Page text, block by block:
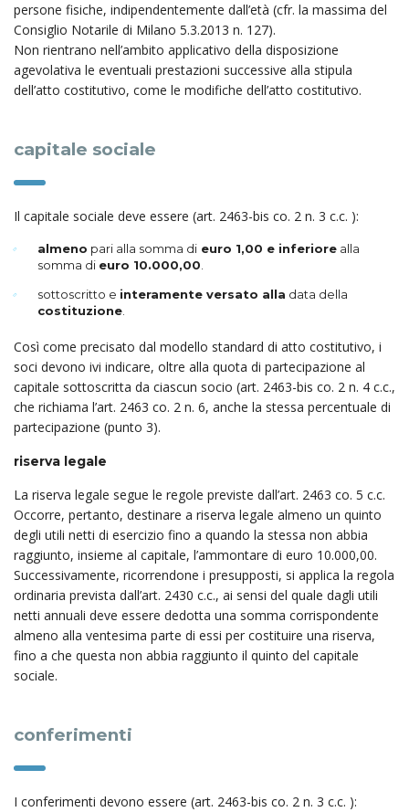
persone fisiche, indipendentemente dall’età (cfr. la massima del
Consiglio Notarile di Milano 5.3.2013 n. 127).
Non rientrano nell’ambito applicativo della disposizione
agevolativa le eventuali prestazioni successive alla stipula
dell’atto costitutivo, come le modifiche dell’atto costitutivo.
capitale sociale
Il capitale sociale deve essere (art. 2463-bis co. 2 n. 3 c.c. ):
almeno pari alla somma di euro 1,00 e inferiore alla
somma di euro 10.000,00.
sottoscritto e interamente versato alla data della
costituzione.
Così come precisato dal modello standard di atto costitutivo, i
soci devono ivi indicare, oltre alla quota di partecipazione al
capitale sottoscritta da ciascun socio (art. 2463-bis co. 2 n. 4 c.c.,
che richiama l’art. 2463 co. 2 n. 6, anche la stessa percentuale di
partecipazione (punto 3).
riserva legale
La riserva legale segue le regole previste dall’art. 2463 co. 5 c.c.
Occorre, pertanto, destinare a riserva legale almeno un quinto
degli utili netti di esercizio fino a quando la stessa non abbia
raggiunto, insieme al capitale, l’ammontare di euro 10.000,00.
Successivamente, ricorrendone i presupposti, si applica la regola
ordinaria prevista dall’art. 2430 c.c., ai sensi del quale dagli utili
netti annuali deve essere dedotta una somma corrispondente
almeno alla ventesima parte di essi per costituire una riserva,
fino a che questa non abbia raggiunto il quinto del capitale
sociale.
conferimenti
I conferimenti devono essere (art. 2463-bis co. 2 n. 3 c.c. ):